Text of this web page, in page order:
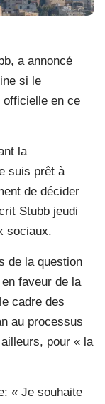
a annoncé
si le
officielle en ce
la
suis prêt à
de décider
Stubb jeudi
sociaux.
de la question
faveur de la
cadre des
au processus
pour « la
« Je souhaite